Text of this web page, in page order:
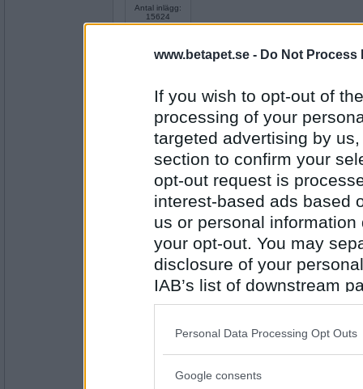
www.betapet.se - Do Not Process
If you wish to opt-out of
processing of your
targeted advertising by
section to confirm your
opt-out request is
interest-based ads based
us or personal
your opt-out. You may
disclosure of your
IAB’s list of downstream
also be disclosed by us
Downstream Participants
Please note that this
Personal Data Processing Opt Outs
Google consents
Antal inlägg:
15624
6529
Så, du ska på fest i helgen, hos vem då?
Vargen, Farmor och Skalman.
Antal inlägg:
15624
vilka behöver man när man ska ta hand
landskapet bredde ut sig liksom så där
Greta grus
Antal inlägg:
Vad kände du första dan du kom till
Min syster bor inte här längre..